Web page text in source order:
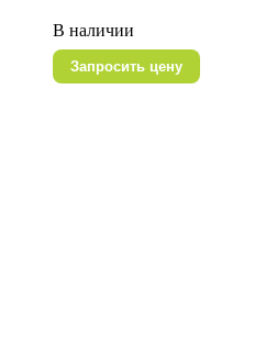
В наличии
Запросить цену